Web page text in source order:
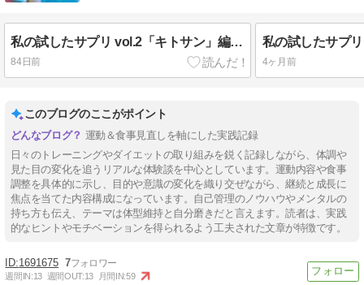
私の試したサプリ vol.2「キトサン」編 リニューアル版
84日前 4ヶ月前
このブログのここがポイント
運動＆食事見直しを軸にした実践記録
日々のトレーニングやダイエットの取り組みを鋭く記録しながら、体調や
見た目の変化を追うリアルな体験談を中心としています。運動内容や食事
調整を具体的に示し、目的や意識の変化を織り交ぜながら、継続と成長に
焦点を当てた内容構成になっています。自己管理のノウハウやメンタルの
持ち方も伝え、テーマは体型維持と自分磨きだと言えます。読者は、実践
的なヒントやモチベーションを得られるよう工夫された文章が特徴です。
1691675 7
週間IN:13 週間OUT:13 月間IN:59